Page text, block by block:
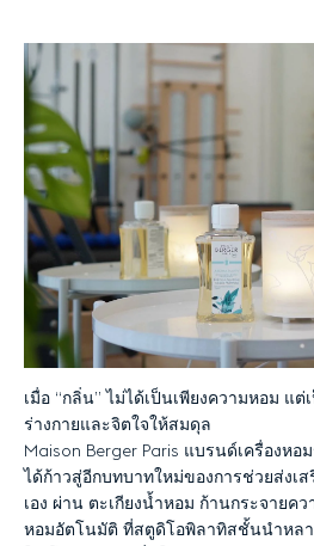
เมื่อ “กลิ่น” ไม่ได้เป็นเพียงความหอม แต่
ร่างกายและจิตใจให้สมดุล
Maison Berger Paris แบรนด์เครื่องหอ
ได้ก้าวสู่อีกบทบาทใหม่ของการช่วยส่งเ
เอง ผ่าน ตะเกียงน้ำหอม ก้านกระจายคว
หอมอัตโนมัติ ที่สตูดิโอพิลาทิสชั้นนำหลา